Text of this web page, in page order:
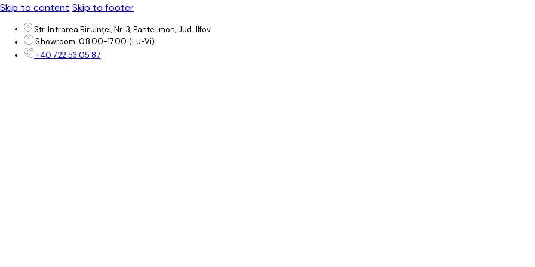
Skip to content Skip to footer
Str. Intrarea Biruinței, Nr. 3, Pantelimon, Jud. Ilfov
Showroom: 08.00-17.00 (Lu-Vi)
+40 722 53 05 87